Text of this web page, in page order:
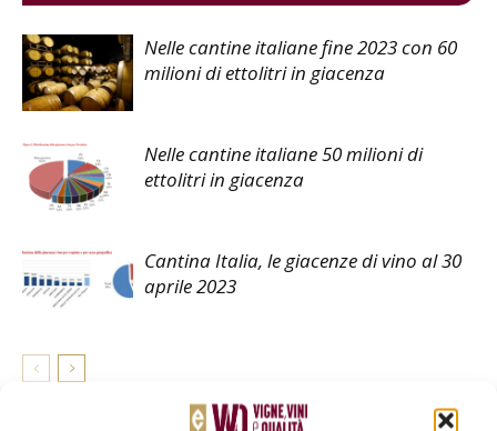
Nelle cantine italiane fine 2023 con 60
milioni di ettolitri in giacenza
Nelle cantine italiane 50 milioni di
ettolitri in giacenza
Cantina Italia, le giacenze di vino al 30
aprile 2023